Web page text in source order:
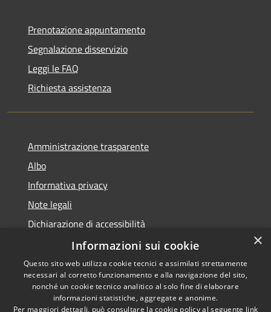
Prenotazione appuntamento
Segnalazione disservizio
Leggi le FAQ
Richiesta assistenza
Amministrazione trasparente
Albo
Informativa privacy
Note legali
Dichiarazione di accessibilità
Piano di miglioramento
RSS
Copyright © 2026 • Comune di
×
Informazioni sui cookie
Questo sito web utilizza cookie tecnici e assimilati strettamente
necessari al corretto funzionamento e alla navigazione del sito,
nonché un cookie tecnico analitico al solo fine di elaborare
informazioni statistiche, aggregate e anonime.
Per maggiori dettagli, può consultare la cookie policy al seguente link